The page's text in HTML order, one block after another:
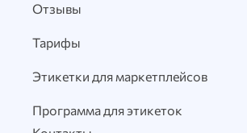
Отзывы
Тарифы
Этикетки для маркетплейсов
Программа для этикеток